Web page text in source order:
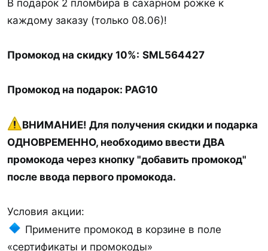
В подарок 2 пломбира в сахарном рожке к
каждому заказу (только 08.06)!
Промокод на скидку 10%: SML564427
Промокод на подарок: PAG10
ВНИМАНИЕ! Для получения скидки и подарка
ОДНОВРЕМЕННО, необходимо ввести ДВА
промокода через кнопку "добавить промокод"
после ввода первого промокода.
Условия акции:
Примените промокод в корзине в поле
«сертификаты и промокоды»